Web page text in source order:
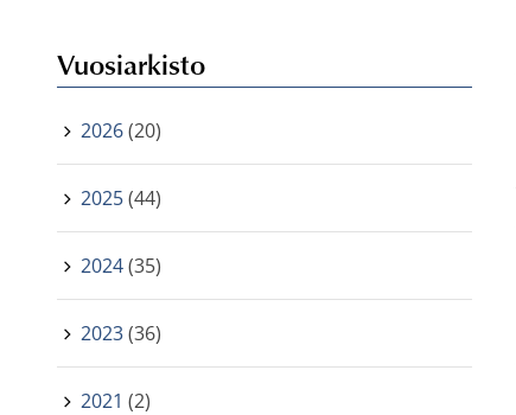
Vuosiarkisto
2026(20)
2025(44)
2024(35)
2023(36)
2021 (2)